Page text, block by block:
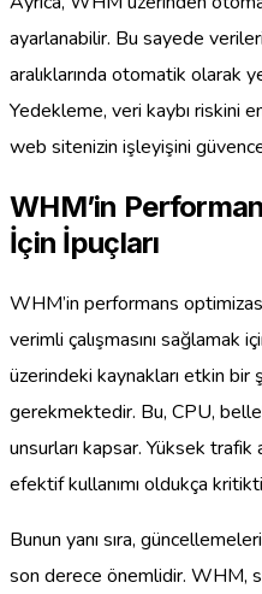
ayarlanabilir. Bu sayede
aralıklarında otomatik olarak
Yedekleme, veri kaybı riskini
web sitenizin işleyişini güvence
WHM’in
İçin İpuçları
WHM’in performans
verimli çalışmasını sağlamak
üzerindeki kaynakları etkin
gerekmektedir. Bu, CPU,
unsurları kapsar. Yüksek
efektif kullanımı oldukça
Bunun yanı sıra,
son derece önemlidir. WHM,